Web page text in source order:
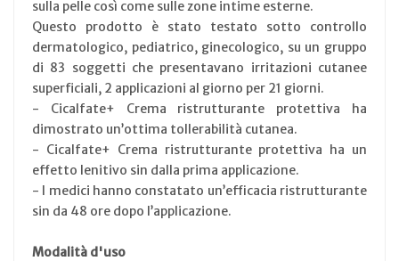
sulla pelle così come sulle zone intime esterne.
Questo prodotto è stato testato sotto controllo
dermatologico, pediatrico, ginecologico, su un gruppo
di 83 soggetti che presentavano irritazioni cutanee
superficiali, 2 applicazioni al giorno per 21 giorni.
- Cicalfate+ Crema ristrutturante protettiva ha
dimostrato un’ottima tollerabilità cutanea.
- Cicalfate+ Crema ristrutturante protettiva ha un
effetto lenitivo sin dalla prima applicazione.
- I medici hanno constatato un’efficacia ristrutturante
sin da 48 ore dopo l’applicazione.
Modalità d'uso